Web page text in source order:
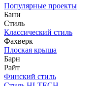
Популярные проекты
Бани
Стиль
Классический стиль
Фахверк
Плоская крыша
Барн
Райт
Финский стиль